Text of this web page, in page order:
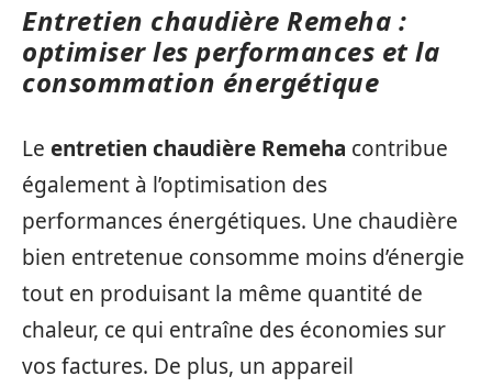
Entretien chaudière Remeha :
optimiser les performances et la
consommation énergétique
Le entretien chaudière Remeha contribue
également à l’optimisation des
performances énergétiques. Une chaudière
bien entretenue consomme moins d’énergie
tout en produisant la même quantité de
chaleur, ce qui entraîne des économies sur
vos factures. De plus, un appareil